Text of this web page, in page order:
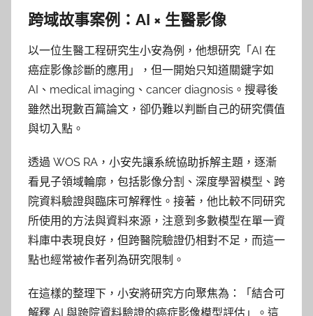
跨域故事案例：AI × 生醫影像
以一位生醫工程研究生小安為例，他想研究「AI 在
癌症影像診斷的應用」，但一開始只知道關鍵字如
AI、medical imaging、cancer diagnosis。搜尋後
雖然出現數百篇論文，卻仍難以判斷自己的研究價值
與切入點。
透過 WOS RA，小安先讓系統協助拆解主題，逐漸
看見子領域輪廓，包括影像分割、深度學習模型、跨
院資料驗證與臨床可解釋性。接著，他比較不同研究
所使用的方法與資料來源，注意到多數模型在單一資
料庫中表現良好，但跨醫院驗證仍相對不足，而這一
點也經常被作者列為研究限制。
在這樣的整理下，小安將研究方向聚焦為：「結合可
解釋 AI 與跨院資料驗證的癌症影像模型評估」。這